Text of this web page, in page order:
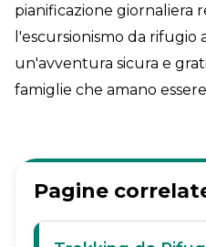
pianificazione giornaliera
l'escursionismo da rifugio
un'avventura sicura e
famiglie che amano
Pagine